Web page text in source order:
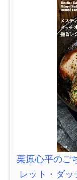
栗原心平のご
レット・ダ